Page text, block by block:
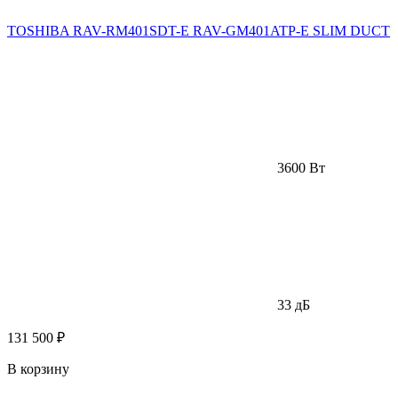
TOSHIBA RAV-RM401SDT-E RAV-GM401ATP-E SLIM DUCT
3600 Вт
33 дБ
131 500 ₽
В корзину